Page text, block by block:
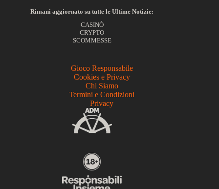
Rimani aggiornato su tutte le Ultime Notizie:
CASINÒ
CRYPTO
SCOMMESSE
Gioco Responsabile
Cookies e Privacy
Chi Siamo
Termini e Condizioni
Privacy